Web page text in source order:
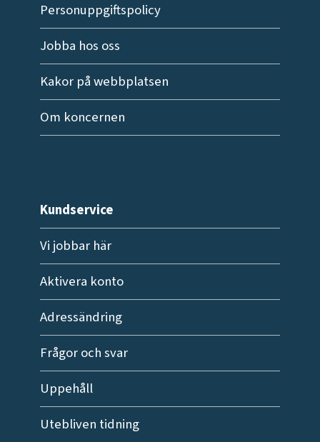
Personuppgiftspolicy
Jobba hos oss
Kakor på webbplatsen
Om koncernen
Kundservice
Vi jobbar här
Aktivera konto
Adressändring
Frågor och svar
Uppehåll
Utebliven tidning